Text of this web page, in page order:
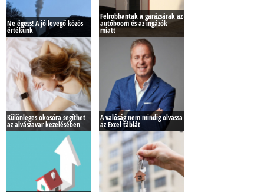
Ne égess! A jó levegő közös
értékünk
Felrobbantak a garázsárak az
autóboom és az ingázók
miatt
Különleges okosóra segíthet
az alvászavar kezelésében
A valóság nem mindig olvassa
az Excel táblát